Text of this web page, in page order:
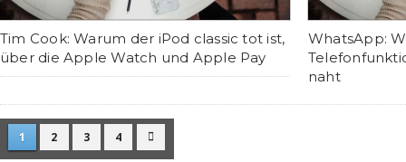
Tim Cook: Warum der iPod classic tot ist,
über die Apple Watch und Apple Pay
WhatsApp:
naht
1 2 3 4 